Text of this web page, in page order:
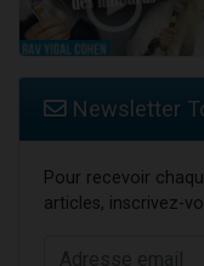
Newsletter
Pour recevoir
articles, inscrivez-